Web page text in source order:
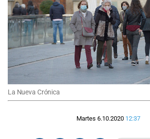
La Nueva Crónica
Martes 6.10.2020 12:37